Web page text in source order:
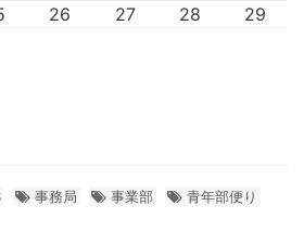
26 27 28
29
事務局 事業部 青年部便り